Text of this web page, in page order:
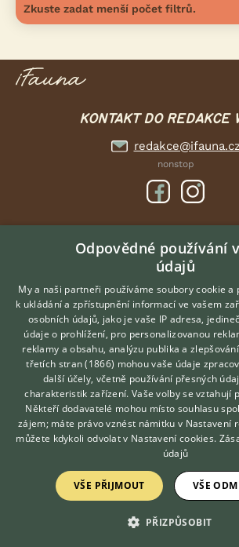
Zkuste zadat menší počet filtrů.
KONTAKT DO REDAKCE
nonstop
DOMOVSKÁ STRÁNKA
INZERCE
DISKUSE
ČLÁNKY
O nás
Kontakt
Možnosti zvýraznění
Podmínky užití
Zpracování osobních
Přihlášení
Registrace
Hledáte
Zdarma
Odpovědné používání
údajů
My a naši partneři používáme soubory cookie a
k ukládání a zpřístupnění informací ve vašem
osobních údajů, jako je vaše IP adresa,
údaje o prohlížení, pro personalizovanou
reklamy a obsahu, analýzu publika a
třetích stran (1866) mohou vaše údaje
další účely, včetně používání přesných
charakteristik zařízení. Vaše volby se vztahují
Někteří dodavatelé mohou místo souhlasu
zájem; máte právo vznést námitku v Nastavení
můžete kdykoli odvolat v Nastavení cookies.
údajů
VŠE PŘIJMOUT VŠE
PŘIZPŮSOBIT